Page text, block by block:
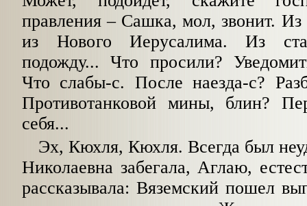
правления–Сашка, мол, звонит. Из
из Нового Иерусалима. Из
подожду... Что просили?
Что слабы-с. После наезда-с?
Противотанковой мины, блин?
себя...
Эх, Кюхля, Кюхля. Всегда был
Николаевна забегала, Аглаю,
рассказывала: Вяземский пошел